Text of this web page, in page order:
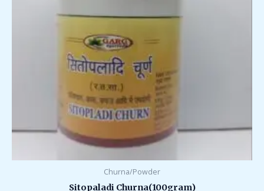
Churna/Powder
Sitopaladi Churna(100gram)